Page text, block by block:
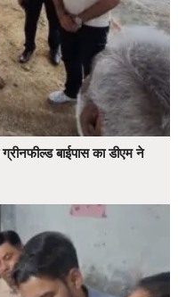
बाईपास का डीएम ने